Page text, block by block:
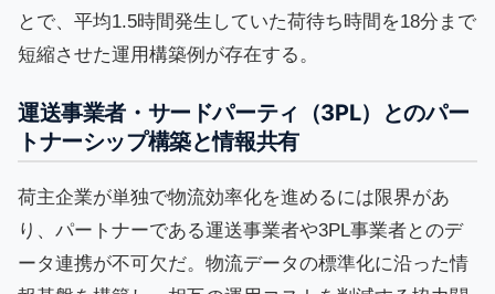
とで、平均1.5時間発生していた荷待ち時間を18分まで
短縮させた運用構築例が存在する。
運送事業者・サードパーティ（3PL）とのパー
トナーシップ構築と情報共有
荷主企業が単独で物流効率化を進めるには限界があ
り、パートナーである運送事業者や3PL事業者とのデ
ータ連携が不可欠だ。物流データの標準化に沿った情